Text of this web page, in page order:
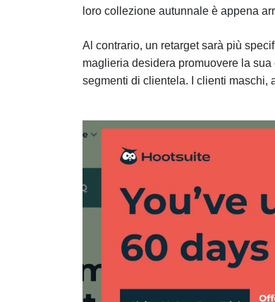
loro collezione autunnale è appena
Al contrario, un retarget sarà più
maglieria desidera promuovere la
segmenti di clientela. I clienti maschi,